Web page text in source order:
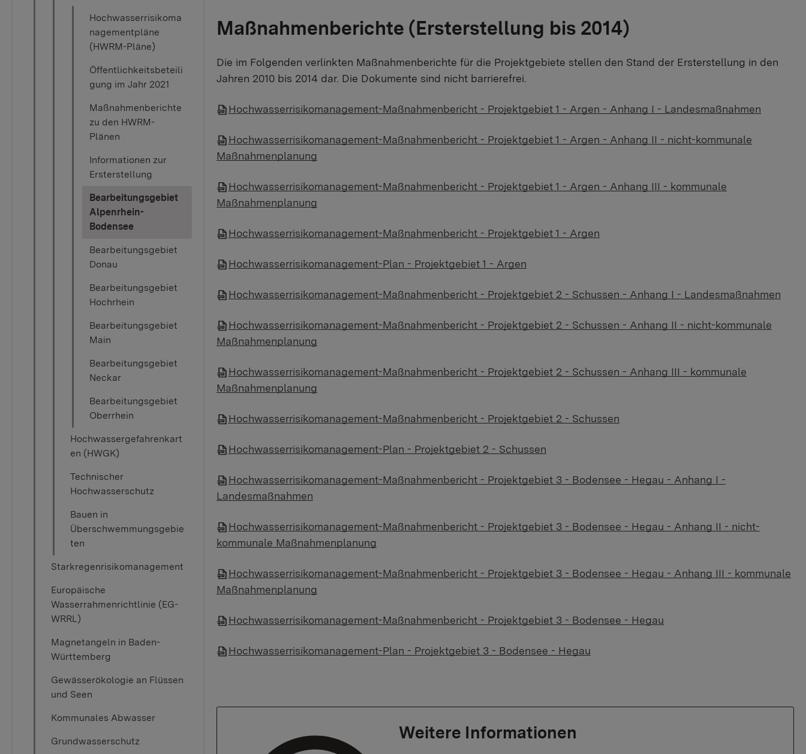
Hochwasserrisikoma
nagementpläne
(HWRM-Pläne)
Öffentlichkeitsbeteili
gung im Jahr 2021
Maßnahmenberichte
zu den HWRM-
Plänen
Informationen zur
Ersterstellung
Bearbeitungsgebiet
Alpenrhein-
Bodensee(current)
Bearbeitungsgebiet
Donau
Bearbeitungsgebiet
Hochrhein
Bearbeitungsgebiet
Main
Bearbeitungsgebiet
Neckar
Bearbeitungsgebiet
Oberrhein
Hochwassergefahrenkart
en (HWGK)
Technischer
Hochwasserschutz
Bauen in
Überschwemmungsgebie
ten
Starkregenrisikomanagement
Europäische
Wasserrahmenrichtlinie (EG-
WRRL)
Magnetangeln in Baden-
Württemberg
Gewässerökologie an Flüssen
und Seen
Kommunales Abwasser
Grundwasserschutz
Maßnahmenberichte (Ersterstellung bis 2014)
Die im Folgenden verlinkten Maßnahmenberichte für die Projektgebiete stellen den Stand der Ersterstellung in den
Jahren 2010 bis 2014 dar. Die Dokumente sind nicht barrierefrei.
Hochwasserrisikomanagement-Maßnahmenbericht - Projektgebiet 1 - Argen - Anhang I - Landesmaßnahmen
Hochwasserrisikomanagement-Maßnahmenbericht - Projektgebiet 1 - Argen - Anhang II - nicht-kommunale
Maßnahmenplanung
Hochwasserrisikomanagement-Maßnahmenbericht - Projektgebiet 1 - Argen - Anhang III - kommunale
Maßnahmenplanung
Hochwasserrisikomanagement-Maßnahmenbericht - Projektgebiet 1 - Argen
Hochwasserrisikomanagement-Plan - Projektgebiet 1 - Argen
Hochwasserrisikomanagement-Maßnahmenbericht - Projektgebiet 2 - Schussen - Anhang I - Landesmaßnahmen
Hochwasserrisikomanagement-Maßnahmenbericht - Projektgebiet 2 - Schussen - Anhang II - nicht-kommunale
Maßnahmenplanung
Hochwasserrisikomanagement-Maßnahmenbericht - Projektgebiet 2 - Schussen - Anhang III - kommunale
Maßnahmenplanung
Hochwasserrisikomanagement-Maßnahmenbericht - Projektgebiet 2 - Schussen
Hochwasserrisikomanagement-Plan - Projektgebiet 2 - Schussen
Hochwasserrisikomanagement-Maßnahmenbericht - Projektgebiet 3 - Bodensee - Hegau - Anhang I -
Landesmaßnahmen
Hochwasserrisikomanagement-Maßnahmenbericht - Projektgebiet 3 - Bodensee - Hegau - Anhang II - nicht-
kommunale Maßnahmenplanung
Hochwasserrisikomanagement-Maßnahmenbericht - Projektgebiet 3 - Bodensee - Hegau - Anhang III - kommunale
Maßnahmenplanung
Hochwasserrisikomanagement-Maßnahmenbericht - Projektgebiet 3 - Bodensee - Hegau
Hochwasserrisikomanagement-Plan - Projektgebiet 3 - Bodensee - Hegau
Weitere Informationen